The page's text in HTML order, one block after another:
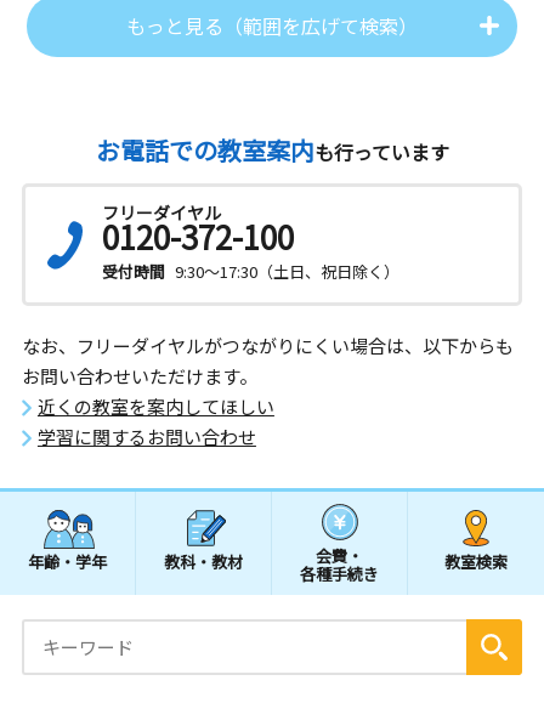
もっと見る（範囲を広げて検索）
お電話での教室案内も行っています
フリーダイヤル
0120-372-100
受付時間 9:30～17:30（土日、祝日除く）
なお、フリーダイヤルがつながりにくい場合は、以下からも
お問い合わせいただけます。
近くの教室を案内してほしい
学習に関するお問い合わせ
年齢・学年 教科・教材 会費・
各種手続き
教室検索